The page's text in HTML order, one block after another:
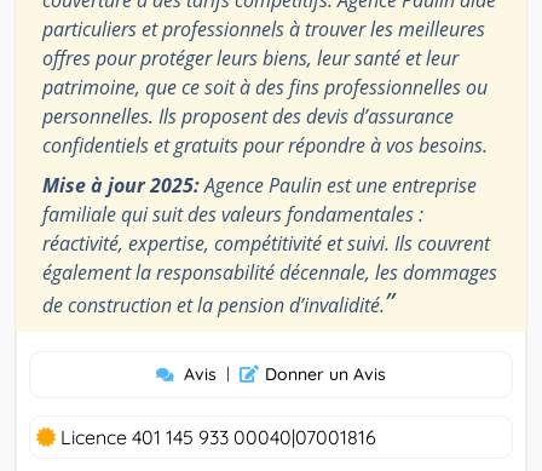
particuliers et professionnels à trouver les meilleures
offres pour protéger leurs biens, leur santé et leur
patrimoine, que ce soit à des fins professionnelles ou
personnelles. Ils proposent des devis d’assurance
confidentiels et gratuits pour répondre à vos besoins.
Mise à jour 2025:Agence Paulin est une entreprise
familiale qui suit des valeurs fondamentales :
réactivité, expertise, compétitivité et suivi. Ils couvrent
également la responsabilité décennale, les dommages
de construction et la pension d’invalidité.”
Avis | Donner un Avis
Licence 401 145 933 00040|07001816